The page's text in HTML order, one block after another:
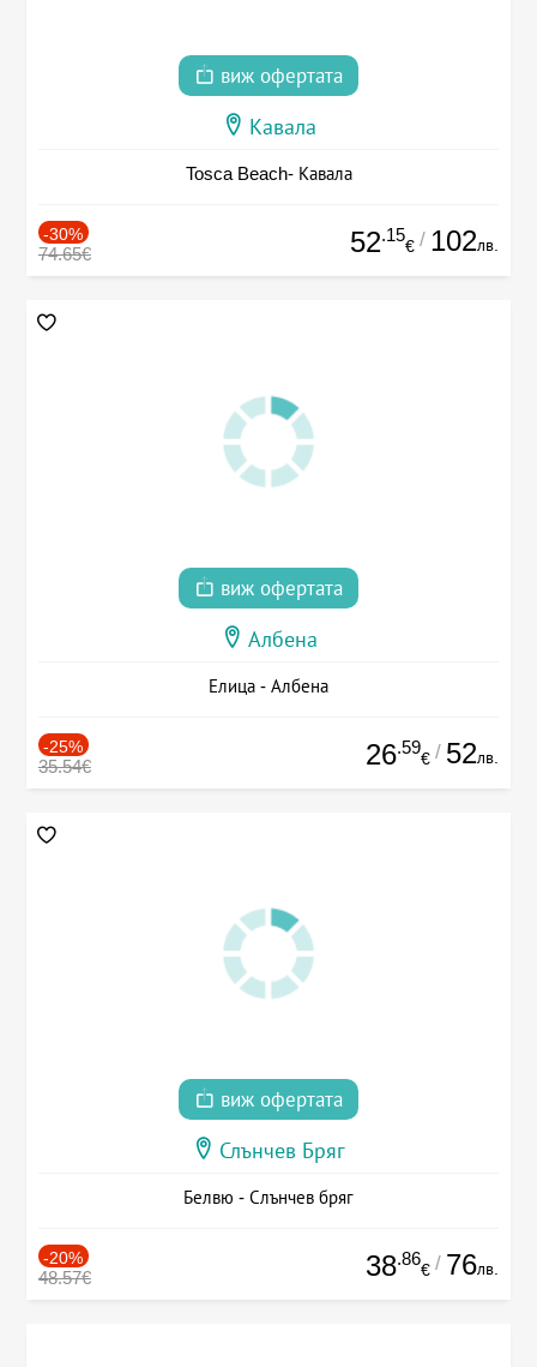
виж офертата
Кавала
Tosca Beach- Кавала
-30%
74.65€ 52.15
€ / 102лв.
виж офертата
Албена
Елица - Албена
-25%
35.54€ 26.59
€ / 52лв.
виж офертата
Слънчев Бряг
Белвю - Слънчев бряг
-20%
48.57€ 38.86
€ / 76лв.